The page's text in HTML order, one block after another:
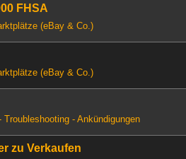
FHSA
(eBay & Co.)
(eBay & Co.)
Troubleshooting - Ankündigungen
zu Verkaufen